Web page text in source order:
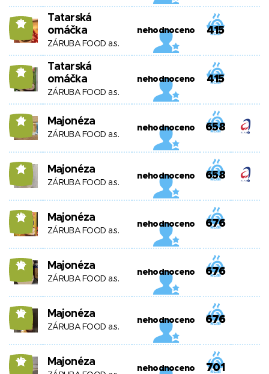
14
Tatarská
omáčka
ZÁRUBA FOOD a.s.
nehodnoceno 415
14
Tatarská
omáčka
ZÁRUBA FOOD a.s.
nehodnoceno 415
11 Majonéza
ZÁRUBA FOOD a.s.
nehodnoceno 658
11 Majonéza
ZÁRUBA FOOD a.s.
nehodnoceno 658
10 Majonéza
ZÁRUBA FOOD a.s.
nehodnoceno 676
10 Majonéza
ZÁRUBA FOOD a.s.
nehodnoceno 676
10 Majonéza
ZÁRUBA FOOD a.s.
nehodnoceno 676
10 Majonéza
nehodnoceno 701